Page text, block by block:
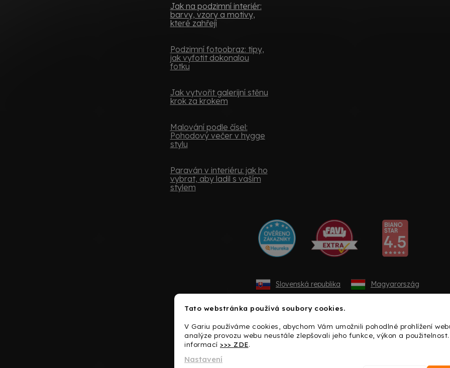
Tato webstránka používá soubory cookies.
V Gariu používáme cookies, abychom Vám umožnili pohodlné prohlížení
analýze provozu webu neustále zlepšovali jeho funkce, výkon a
informací >>> ZDE.
Nastavení
Jak na podzimní interiér:
barvy, vzory a motivy,
které zahřejí
Podzimní fotoobraz: tipy,
jak vyfotit dokonalou
fotku
Jak vytvořit galerijní stěnu
krok za krokem
Malování podle čísel:
Pohodový večer v hygge
stylu
Paraván v interiéru: jak ho
vybrat, aby ladil s vaším
stylem
Slovenská republika Magyarország